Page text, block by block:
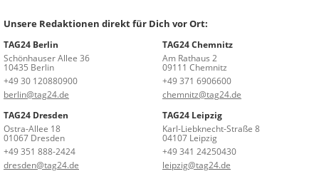
Unsere Redaktionen direkt für Dich vor Ort:
TAG24 Berlin
Schönhauser Allee 36
10435 Berlin
+49 30 120880900
berlin@tag24.de
TAG24 Chemnitz
Am Rathaus 2
09111 Chemnitz
+49 371 6906600
chemnitz@tag24.de
TAG24 Dresden
Ostra-Allee 18
01067 Dresden
+49 351 888-2424
dresden@tag24.de
TAG24 Leipzig
Karl-Liebknecht-Straße 8
04107 Leipzig
+49 341 24250430
leipzig@tag24.de